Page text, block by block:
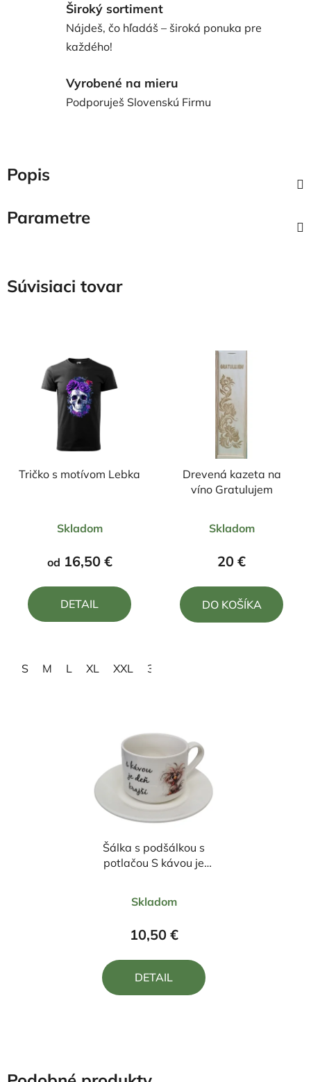
Široký sortiment
Nájdeš, čo hľadáš – široká ponuka pre
každého!
Vyrobené na mieru
Podporuješ Slovenskú Firmu
Popis
Parametre
Súvisiaci tovar
Tričko s motívom Lebka
hodnotenie
produktu
je
4,0
z
Skladom
od 16,50 €
DETAIL
S M L XL XXL 3XL
Drevená kazeta na
víno Gratulujem
hodnotenie
produktu
5,0
z
Skladom
20 €
DO KOŠÍKA
Šálka s podšálkou s
potlačou S kávou je
hodnotenie
produktu
z
Skladom
10,50 €
DETAIL